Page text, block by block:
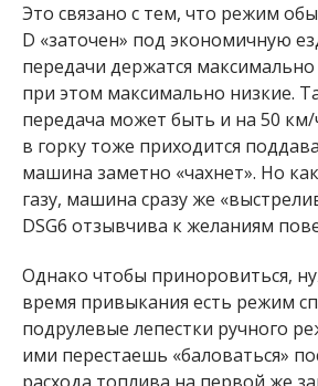
Это связано с тем, что режим
D «заточен» под экономичную
передачи держатся
при этом максимально низкие.
передача может быть и на 50
в горку тоже приходится
машина заметно «чахнет». Но
газу, машина сразу же
DSG6 отзывчива к желаниям
Однако чтобы приноровиться,
время привыкания есть режим
подрулевые лепестки ручного
ими перестаешь «баловаться»